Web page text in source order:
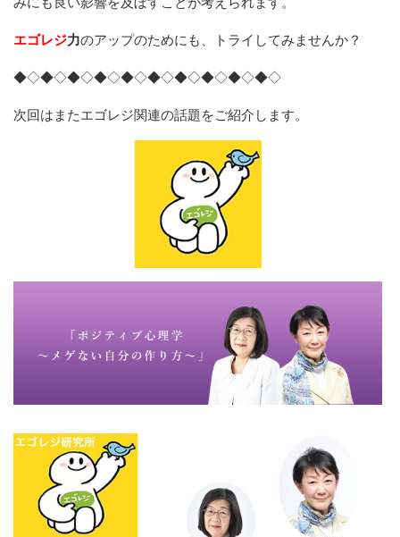
エゴレジ力のアップのためにも、トライしてみませんか？
◆◇◆◇◆◇◆◇◆◇◆◇◆◇◆◇◆◇◆◇
次回はまたエゴレジ関連の話題をご紹介します。